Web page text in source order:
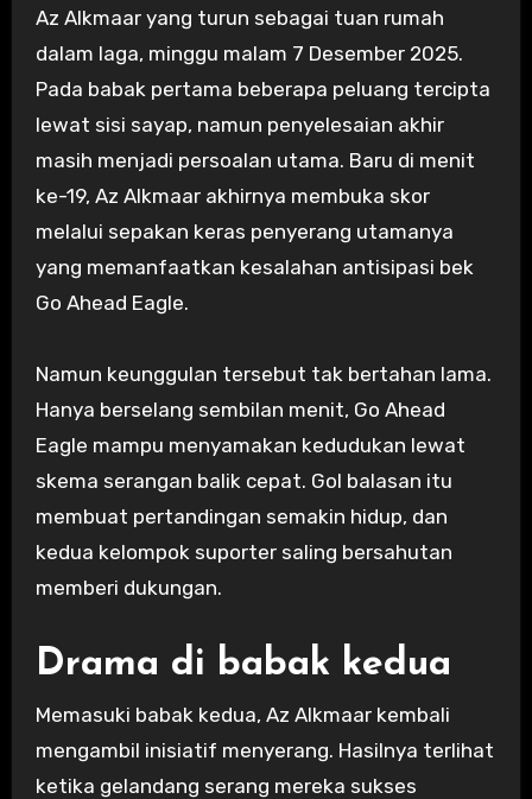
Az Alkmaar yang turun sebagai tuan rumah
dalam laga, minggu malam 7 Desember 2025.
Pada babak pertama beberapa peluang tercipta
lewat sisi sayap, namun penyelesaian akhir
masih menjadi persoalan utama. Baru di menit
ke-19, Az Alkmaar akhirnya membuka skor
melalui sepakan keras penyerang utamanya
yang memanfaatkan kesalahan antisipasi bek
Go Ahead Eagle.
Namun keunggulan tersebut tak bertahan lama.
Hanya berselang sembilan menit, Go Ahead
Eagle mampu menyamakan kedudukan lewat
skema serangan balik cepat. Gol balasan itu
membuat pertandingan semakin hidup, dan
kedua kelompok suporter saling bersahutan
memberi dukungan.
Drama di babak kedua
Memasuki babak kedua, Az Alkmaar kembali
mengambil inisiatif menyerang. Hasilnya terlihat
ketika gelandang serang mereka sukses